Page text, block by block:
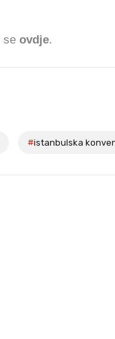
se ovdje.
#istanbulska